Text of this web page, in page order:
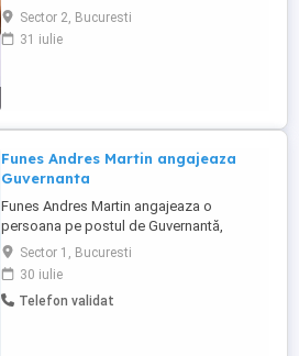
responsabila pentru o varstnica
deplasabaila Profil:persoană cu simț al
responsabilității; Atitudine respectuoasă ,
Sector 2, Bucuresti
31 iulie
Funes Andres Martin angajeaza
Guvernanta
Funes Andres Martin angajeaza o
persoana pe postul de Guvernantă,
cunoscatoare a limbii engleze.Interviul va
fi in Strada Jandarmeriei nr. 14B, ap. 2,
Bucuresti, Sector 1, in data de 31 iulie
2026, ora 09:30.
Sector 1, Bucuresti
30 iulie
Telefon validat